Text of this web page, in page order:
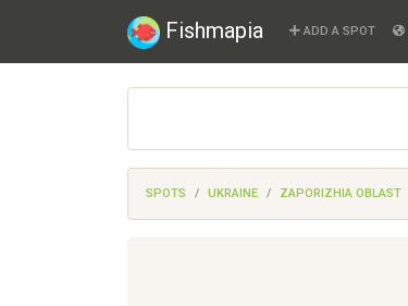
Fishmapia ADD A SPOT
SPOTS UKRAINE ZAPORIZHIA OBLAST